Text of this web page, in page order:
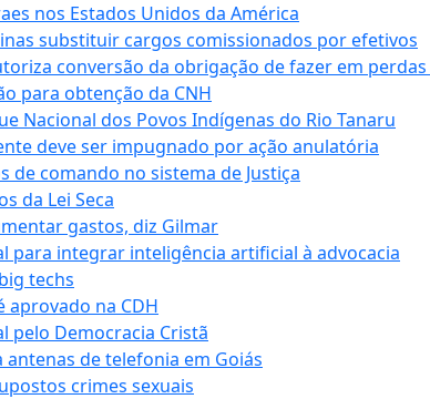
nos Estados Unidos da América
substituir cargos comissionados por efetivos
conversão da obrigação de fazer em perdas
para obtenção da CNH
Nacional dos Povos Indígenas do Rio Tanaru
deve ser impugnado por ação anulatória
comando no sistema de Justiça
da Lei Seca
gastos, diz Gilmar
para integrar inteligência artificial à advocacia
techs
na CDH
pelo Democracia Cristã
de telefonia em Goiás
crimes sexuais